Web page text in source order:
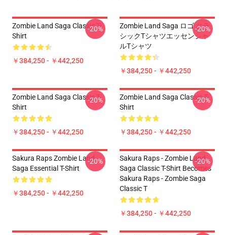
Zombie Land Saga Classic T-
Shirt
￥384,250 - ￥442,250
-20%
Zombie Land Saga ロゴ クラ
シックTシャツエッセンシャ
ルTシャツ
￥384,250 - ￥442,250
-20%
Zombie Land Saga Classic T-
Shirt
￥384,250 - ￥442,250
-20%
Zombie Land Saga Classic T-
Shirt
￥384,250 - ￥442,250
-20%
Sakura Raps Zombie Land
Saga Essential T-Shirt
￥384,250 - ￥442,250
-20%
Sakura Raps - Zombie Land
Saga Classic T-Shirt Becomes
Sakura Raps - Zombie Saga
Classic T
￥384,250 - ￥442,250
-20%